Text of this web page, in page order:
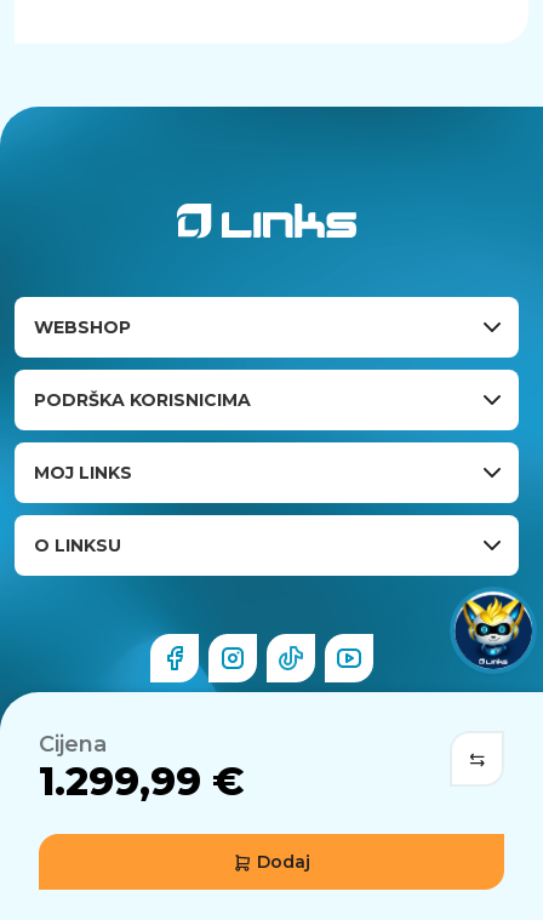
Cijena
1.299,99 €
Dodaj
WEBSHOP
PODRŠKA KORISNICIMA
MOJ LINKS
O LINKSU
© 2026 Links.hr . Sva prava pridržana.